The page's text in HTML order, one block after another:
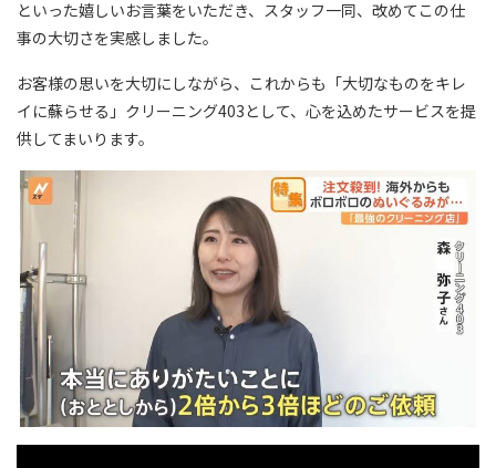
といった嬉しいお言葉をいただき、スタッフ一同、改めてこの仕
事の大切さを実感しました。
お客様の思いを大切にしながら、これからも「大切なものをキレ
イに蘇らせる」クリーニング403として、心を込めたサービスを提
供してまいります。